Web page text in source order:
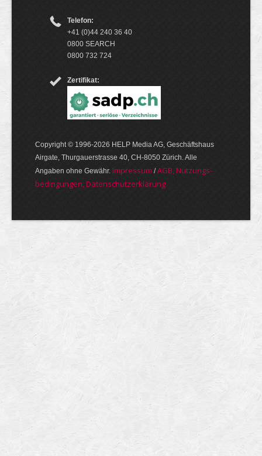
Telefon:
+41 (0)44 240 36 40
0800 SEARCH
0800 732 724
Zertifikat:
Copyright © 1996-2026 HELP Media AG, Geschäftshaus
Airgate, Thurgauer­strasse 40, CH-8050 Zürich. Alle
Angaben ohne Gewähr. Im­pres­sum /AGB, Nut­zungs­
bedin­gungen, Daten­schutz­er­klärung